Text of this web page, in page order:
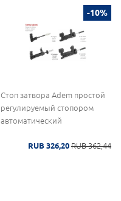
-10%
Стоп затвора Adem простой
регулируемый стопором
автоматический
RUB 326,20 RUB 362,44